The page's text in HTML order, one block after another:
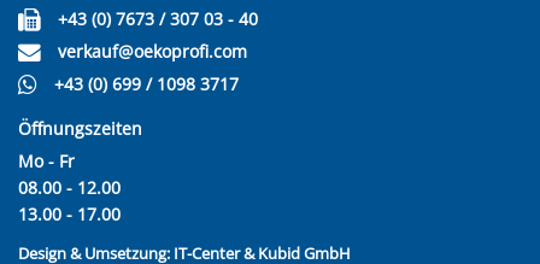
+43 (0) 7673 / 307 03 - 40
verkauf@oekoprofi.com
+43 (0) 699 / 1098 3717
Öffnungszeiten
Mo - Fr
08.00 - 12.00
13.00 - 17.00
Design & Umsetzung: IT-Center & Kubid GmbH